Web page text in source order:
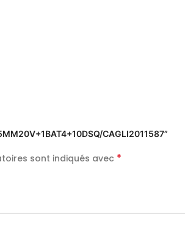
CAGLI2011587”
sont indiqués avec *